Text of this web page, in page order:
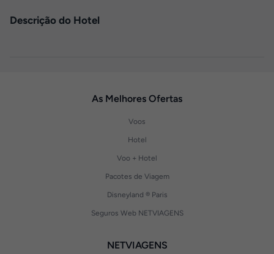
Descrição do Hotel
As Melhores Ofertas
Voos
Hotel
Voo + Hotel
Pacotes de Viagem
Disneyland ® Paris
Seguros Web NETVIAGENS
NETVIAGENS